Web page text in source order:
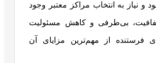
و نیاز به انتخاب مراکز معتبر وجود
بی‌طرفی و کاهش مسئولیت
فرستنده از مهم‌ترین مزایای آن